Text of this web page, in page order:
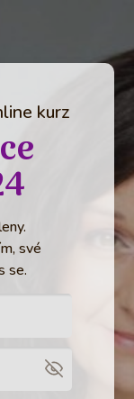
kurz
své
se.